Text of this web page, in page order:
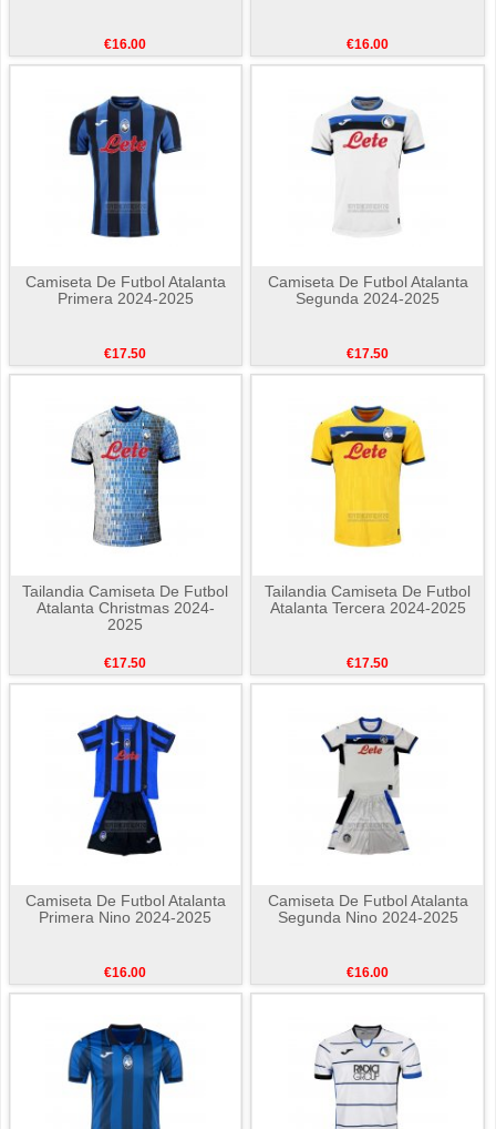
€16.00 €16.00
Camiseta De Futbol Atalanta
Primera 2024-2025
€17.50
Camiseta De Futbol Atalanta
Segunda 2024-2025
€17.50
Tailandia Camiseta De Futbol
Atalanta Christmas 2024-
2025
€17.50
Tailandia Camiseta De Futbol
Atalanta Tercera 2024-2025
€17.50
Camiseta De Futbol Atalanta
Primera Nino 2024-2025
€16.00
Camiseta De Futbol Atalanta
Segunda Nino 2024-2025
€16.00